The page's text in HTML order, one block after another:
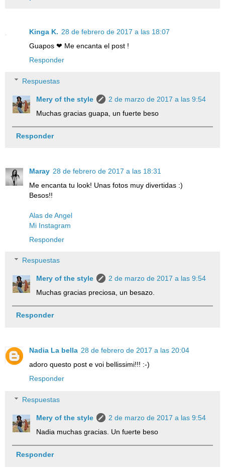
Kinga K. 28 de febrero de 2017 a las 18:07
Guapos ❤ Me encanta el post !
Responder
Respuestas
Mery of the style
2 de marzo de 2017 a las 9:54
Muchas gracias guapa, un fuerte beso
Responder
Maray 28 de febrero de 2017 a las 18:31
Me encanta tu look! Unas fotos muy divertidas :)
Besos!!
Alas de Angel
Mi Instagram
Responder
Respuestas
Mery of the style
2 de marzo de 2017 a las 9:54
Muchas gracias preciosa, un besazo.
Responder
Nadia La bella 28 de febrero de 2017 a las 20:04
adoro questo post e voi bellissimi!!! :-)
Responder
Respuestas
Mery of the style
2 de marzo de 2017 a las 9:54
Nadia muchas gracias. Un fuerte beso
Responder